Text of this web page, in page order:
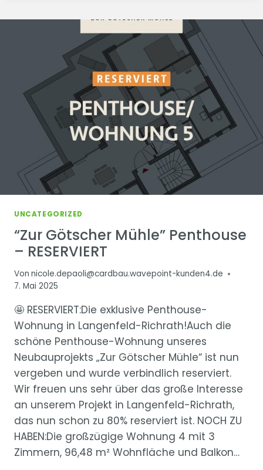
RESERVIERT
UNCATEGORIZED
“Zur Götscher Mühle” Penthouse
– RESERVIERT
Von nicole.depaoli@cardbau.wavepoint-kunden4.de
7. Mai 2025
🤩 RESERVIERT:Die exklusive Penthouse-
Wohnung in Langenfeld-Richrath!Auch die
schöne Penthouse-Wohnung unseres
Neubauprojekts „Zur Götscher Mühle“ ist nun
vergeben und wurde verbindlich reserviert.
Wir freuen uns sehr über das große Interesse
an unserem Projekt in Langenfeld-Richrath,
das nun schon zu 80% reserviert ist. NOCH ZU
HABEN:Die großzügige Wohnung 4 mit 3
Zimmern, 96,48 m² Wohnfläche und Balkon…